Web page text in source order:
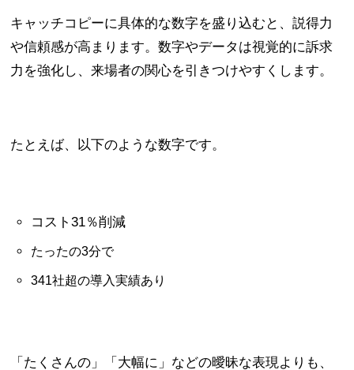
キャッチコピーに具体的な数字を盛り込むと、説得力
や信頼感が高まります。数字やデータは視覚的に訴求
力を強化し、来場者の関心を引きつけやすくします。
たとえば、以下のような数字です。
コスト31％削減
たったの3分で
341社超の導入実績あり
「たくさんの」「大幅に」などの曖昧な表現よりも、